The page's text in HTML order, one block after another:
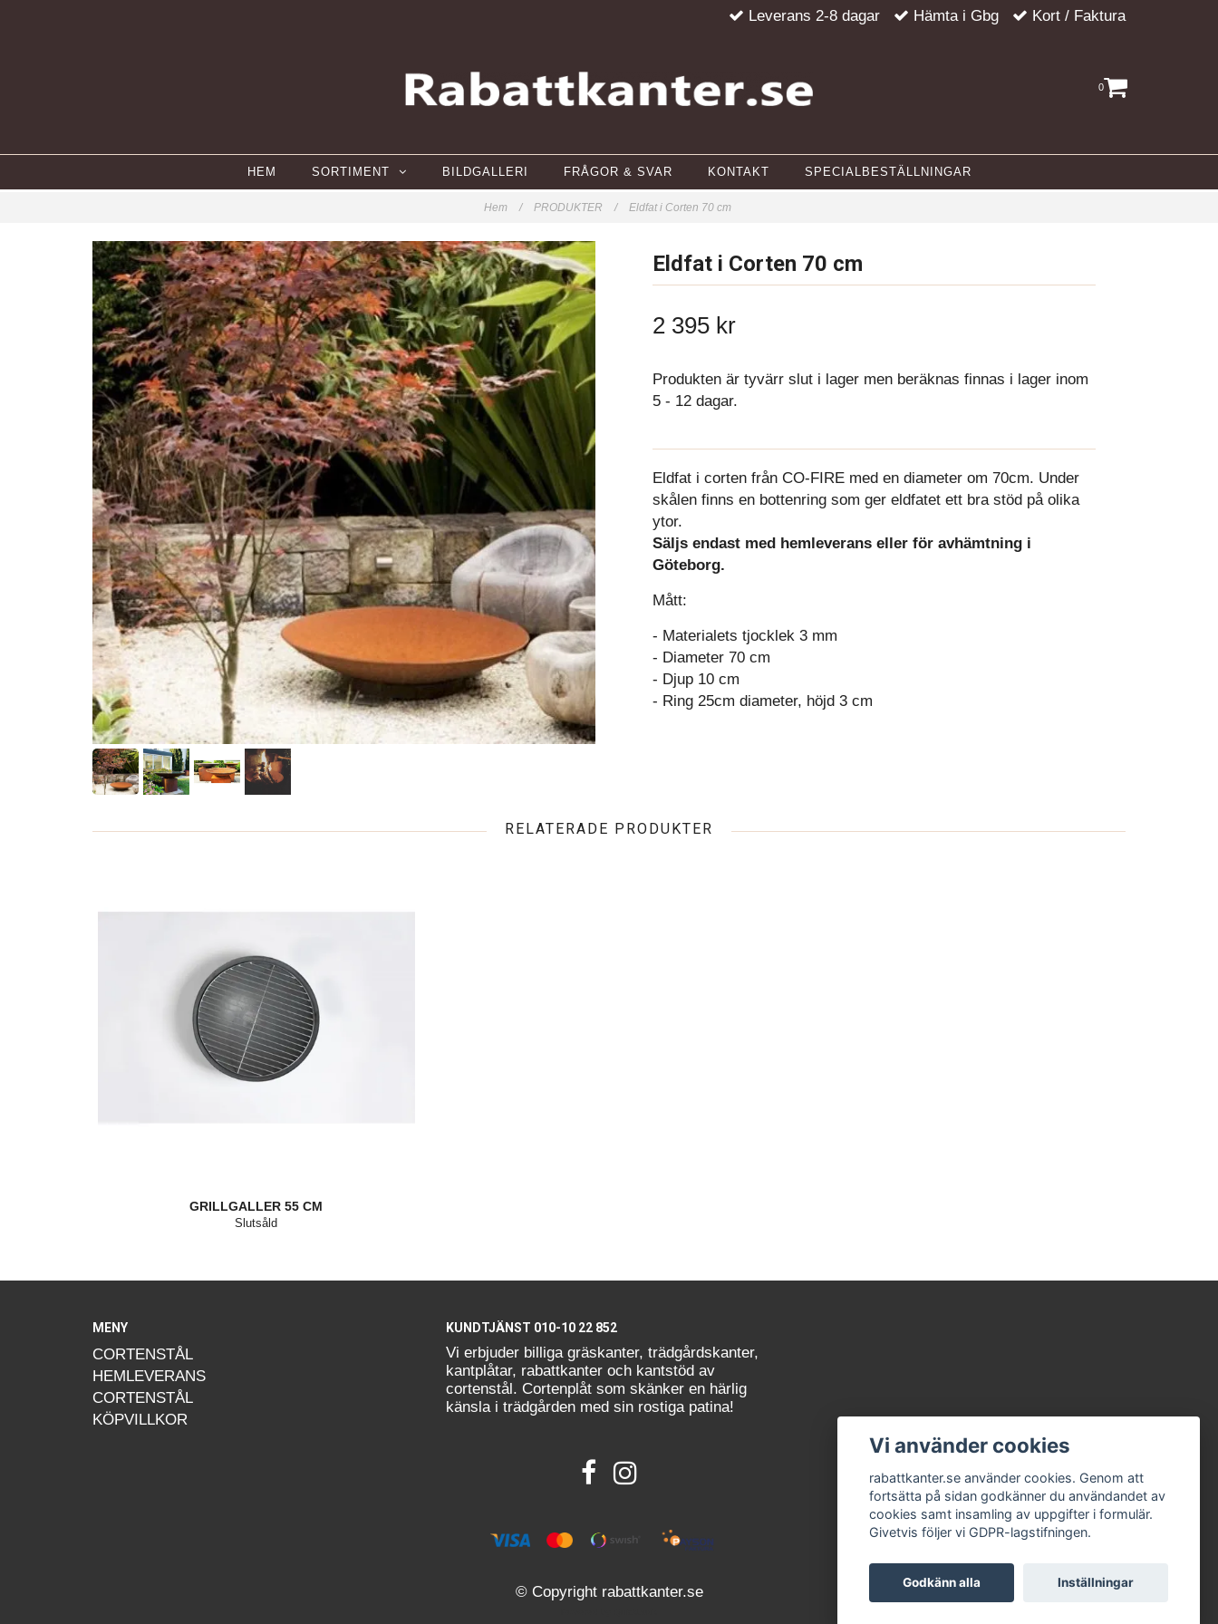
Leverans 2-8 dagar Hämta i Gbg Kort / Faktura
0
HEM SORTIMENT BILDGALLERI FRÅGOR & SVAR KONTAKT SPECIALBESTÄLLNINGAR
Hem / PRODUKTER / Eldfat i Corten 70 cm
Eldfat i Corten 70 cm
2 395 kr
Produkten är tyvärr slut i lager men beräknas finnas i lager inom
5 - 12 dagar.
Eldfat i corten från CO-FIRE med en diameter om 70cm. Under
skålen finns en bottenring som ger eldfatet ett bra stöd på olika
ytor.
Säljs endast med hemleverans eller för avhämtning i
Göteborg.
Mått:
- Materialets tjocklek 3 mm
- Diameter 70 cm
- Djup 10 cm
- Ring 25cm diameter, höjd 3 cm
RELATERADE PRODUKTER
GRILLGALLER 55 CM
Slutsåld
MENY
CORTENSTÅL
HEMLEVERANS
CORTENSTÅL
KÖPVILLKOR
KUNDTJÄNST 010-10 22 852
Vi erbjuder billiga gräskanter, trädgårdskanter,
kantplåtar, rabattkanter och kantstöd av
cortenstål. Cortenplåt som skänker en härlig
känsla i trädgården med sin rostiga patina!
© Copyright rabattkanter.se
Vi använder cookies
rabattkanter.se använder cookies. Genom att
fortsätta på sidan godkänner du användandet av
cookies samt insamling av uppgifter i formulär.
Givetvis följer vi GDPR-lagstifningen.
Godkänn alla Inställningar